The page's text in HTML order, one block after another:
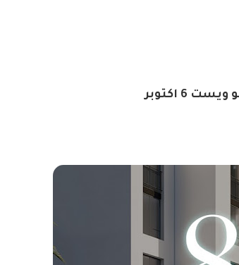
6 اكتوبر